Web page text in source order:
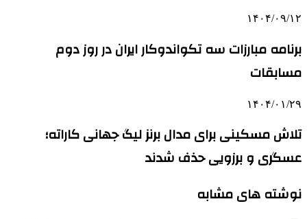
۱۴۰۴/۰۹/۱۲
برنامه مبارزات سه تکواندوکار ایران در روز دوم
مسابقات
۱۴۰۴/۰۱/۲۹
تلاش مسکینی برای مدال برنز لیگ جهانی کاراته؛
عسگری و برزویی حذف شدند
نوشته های مشابه